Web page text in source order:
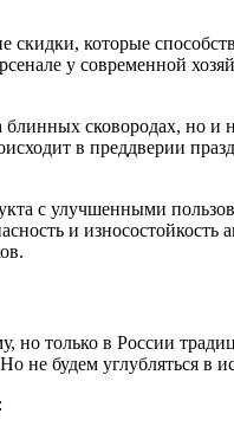
скидки, которые
у современной
сковородах, но
в преддверии
с улучшенными
и
но только в России
не будем углубляться